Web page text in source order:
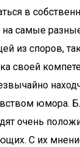
в
самые
из споров,
своей
юмора.
очень
С их